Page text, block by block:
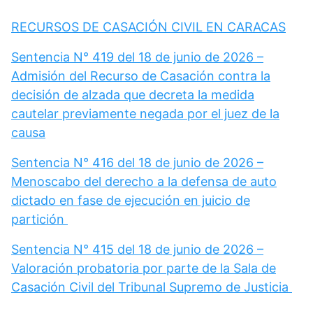
RECURSOS DE CASACIÓN CIVIL EN CARACAS
Sentencia N° 419 del 18 de junio de 2026 –
Admisión del Recurso de Casación contra la
decisión de alzada que decreta la medida
cautelar previamente negada por el juez de la
causa
Sentencia N° 416 del 18 de junio de 2026 –
Menoscabo del derecho a la defensa de auto
dictado en fase de ejecución en juicio de
partición
Sentencia N° 415 del 18 de junio de 2026 –
Valoración probatoria por parte de la Sala de
Casación Civil del Tribunal Supremo de Justicia